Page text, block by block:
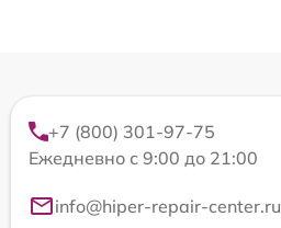
+7 (800) 301-97-75
Ежедневно с 9:00 до 21:00
info@hiper-repair-center.ru